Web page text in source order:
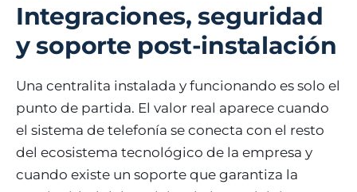
Integraciones, seguridad
y soporte post-instalación
Una centralita instalada y funcionando es solo el
punto de partida. El valor real aparece cuando
el sistema de telefonía se conecta con el resto
del ecosistema tecnológico de la empresa y
cuando existe un soporte que garantiza la